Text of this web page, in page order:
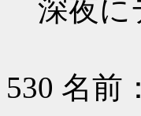
深夜に
530 名前：